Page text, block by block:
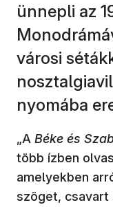
ünnepli az
városi
nyomába
„A Béke és
több ízben
amelyekben
szöget, csavart